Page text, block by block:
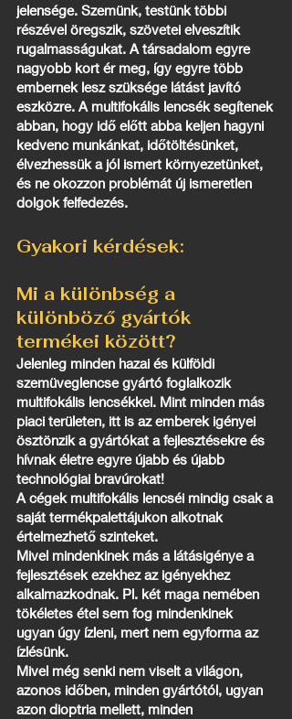
jelensége. Szemünk, testünk többi
részével öregszik, szövetei elveszítik
rugalmasságukat. A társadalom egyre
nagyobb kort ér meg, így egyre több
embernek lesz szüksége látást javító
eszközre. A multifokális lencsék segítenek
abban, hogy idő előtt abba keljen hagyni
kedvenc munkánkat, időtöltésünket,
élvezhessük a jól ismert környezetünket,
és ne okozzon problémát új ismeretlen
dolgok felfedezés.
Gyakori kérdések:
Mi a különbség a
különböző gyártók
termékei között?
Jelenleg minden hazai és külföldi
szemüveglencse gyártó foglalkozik
multifokális lencsékkel. Mint minden más
piaci területen, itt is az emberek igényei
ösztönzik a gyártókat a fejlesztésekre és
hívnak életre egyre újabb és újabb
technológiai bravúrokat!
A cégek multifokális lencséi mindig csak a
saját termékpalettájukon alkotnak
értelmezhető szinteket.
Mivel mindenkinek más a látásigénye a
fejlesztések ezekhez az igényekhez
alkalmazkodnak. Pl. két maga nemében
tökéletes étel sem fog mindenkinek
ugyan úgy ízleni, mert nem egyforma az
ízlésünk.
Mivel még senki nem viselt a világon,
azonos időben, minden gyártótól, ugyan
azon dioptria mellett, minden